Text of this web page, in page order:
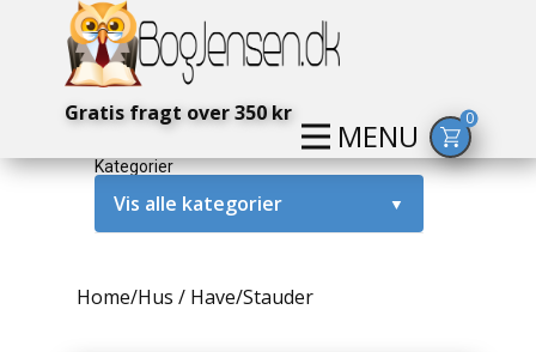
MENU
Gratis fragt over 350 kr 0
Kategorier
Vis alle kategorier ▼
Amerika / USA
Home/Hus / Have/Stauder